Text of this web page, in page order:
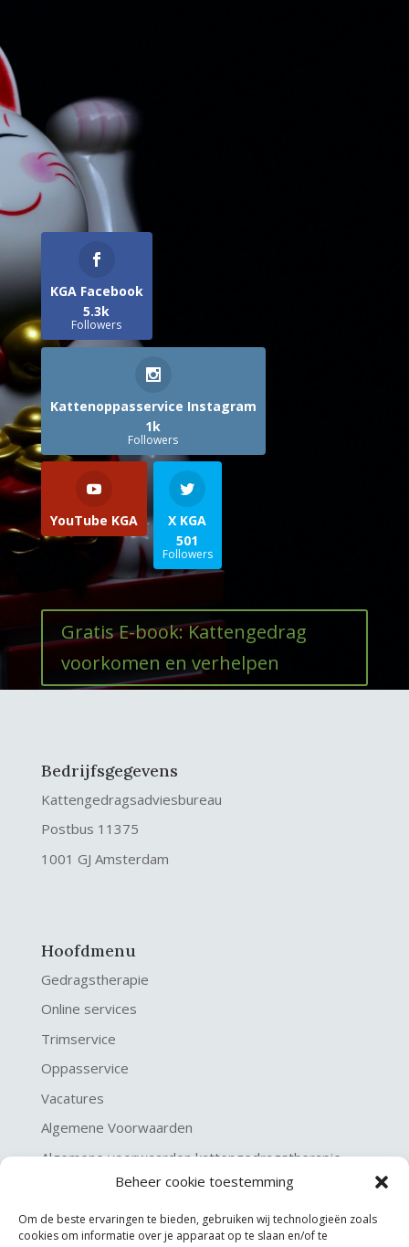
Beheer cookie toestemming
Om de beste ervaringen te bieden, gebruiken wij technologieën zoals
cookies om informatie over je apparaat op te slaan en/of te
KGA Facebook
5.3k
Followers
Kattenoppasservice Instagram
1k
Followers
YouTube KGA
X KGA
501
Followers
Gratis E-book: Kattengedrag
voorkomen en verhelpen
Bedrijfsgegevens
Kattengedragsadviesbureau
Postbus 11375
1001 GJ Amsterdam
Hoofdmenu
Gedragstherapie
Online services
Trimservice
Oppasservice
Vacatures
Algemene Voorwaarden
Algemene voorwaarden kattengedragstherapie
Privacy verklaring
Disclaimer & Copyright